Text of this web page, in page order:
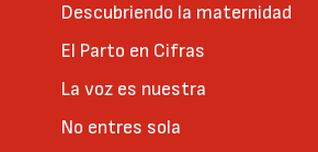
Descubriendo la maternidad
El Parto en Cifras
La voz es nuestra
No entres sola